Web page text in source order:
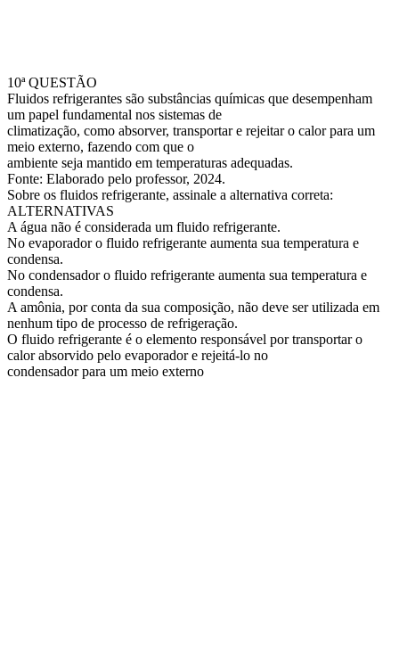
10ª QUESTÃO
Fluidos refrigerantes são substâncias químicas que desempenham
um papel fundamental nos sistemas de
climatização, como absorver, transportar e rejeitar o calor para um
meio externo, fazendo com que o
ambiente seja mantido em temperaturas adequadas.
Fonte: Elaborado pelo professor, 2024.
Sobre os fluidos refrigerante, assinale a alternativa correta:
ALTERNATIVAS
A água não é considerada um fluido refrigerante.
No evaporador o fluido refrigerante aumenta sua temperatura e
condensa.
No condensador o fluido refrigerante aumenta sua temperatura e
condensa.
A amônia, por conta da sua composição, não deve ser utilizada em
nenhum tipo de processo de refrigeração.
O fluido refrigerante é o elemento responsável por transportar o
calor absorvido pelo evaporador e rejeitá-lo no
condensador para um meio externo